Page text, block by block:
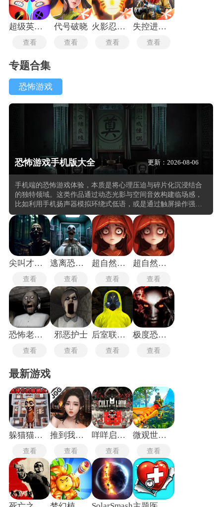
超级英雄联盟中文版
查看
代号破晓
查看
火影忍者疾风传
查看
失控进化测试服
查看
专题合集
恐怖游戏
恐怖游戏手机版大全 更新：2026-08-06
手机端的恐怖游戏体验，本质是将心理压迫与碎片化沉浸结合
的独特领域。这类作品通过动态光影与空间音效构建临场感，
比如利用手机扬声器模拟环绕式低语，或是通过触屏操作强化
“亲手揭开秘密” 的代入感。相较于主机端，移动端的优势在于
能随时随地触发紧张体验。在玩这类的恐怖游戏中玩家需要在
有限视野中收集线索(如褪色的日记残页、闪烁的监控画面)，同
时应对资源管理的压力，手电筒电量、道具耐久度等数值的微
妙变化，往往成为决定生死的关键。
尖叫才能跑联机版
查看
逃离恐怖医院中文版
查看
超自然行动组手机版
查看
超自然行动组
查看
恐怖老奶奶手机版
查看
邪恶护士
查看
后室联机版2026最新版
查看
极度恐慌3手机版
查看
最新游戏
躲猫猫行动手机版
查看
推到我总裁
查看
咩咩启示录安卓版
查看
微观世界生存
查看